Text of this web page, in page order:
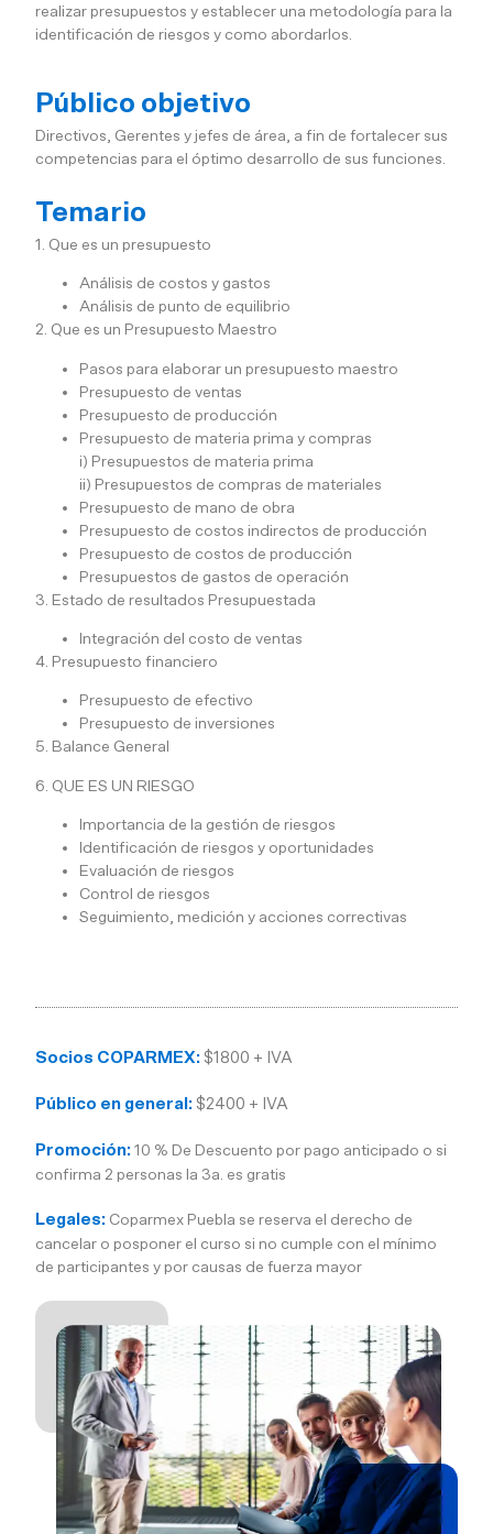
realizar presupuestos y establecer una metodología para la
identificación de riesgos y como abordarlos.
Público objetivo
Directivos, Gerentes y jefes de área, a fin de fortalecer sus
competencias para el óptimo desarrollo de sus funciones.
Temario
1. Que es un presupuesto
Análisis de costos y gastos
Análisis de punto de equilibrio
2. Que es un Presupuesto Maestro
Pasos para elaborar un presupuesto maestro
Presupuesto de ventas
Presupuesto de producción
Presupuesto de materia prima y compras
i) Presupuestos de materia prima
ii) Presupuestos de compras de materiales
Presupuesto de mano de obra
Presupuesto de costos indirectos de producción
Presupuesto de costos de producción
Presupuestos de gastos de operación
3. Estado de resultados Presupuestada
Integración del costo de ventas
4. Presupuesto financiero
Presupuesto de efectivo
Presupuesto de inversiones
5. Balance General
6. QUE ES UN RIESGO
Importancia de la gestión de riesgos
Identificación de riesgos y oportunidades
Evaluación de riesgos
Control de riesgos
Seguimiento, medición y acciones correctivas
Socios COPARMEX: $1800 + IVA
Público en general: $2400 + IVA
Promoción: 10 % De Descuento por pago anticipado o si
confirma 2 personas la 3a. es gratis
Legales: Coparmex Puebla se reserva el derecho de
cancelar o posponer el curso si no cumple con el mínimo
de participantes y por causas de fuerza mayor